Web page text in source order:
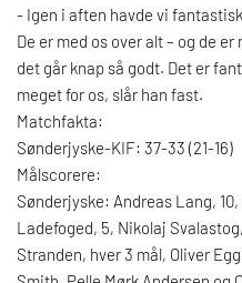
- Igen i aften havde vi
De er med os over alt – og de
det går knap så godt. Det er
meget for os, slår han fast.
Matchfakta:
Sønderjyske-KIF: 37-33 (21-16)
Målscorere:
Sønderjyske: Andreas Lang,
Ladefoged, 5, Nikolaj
Stranden, hver 3 mål, Oliver